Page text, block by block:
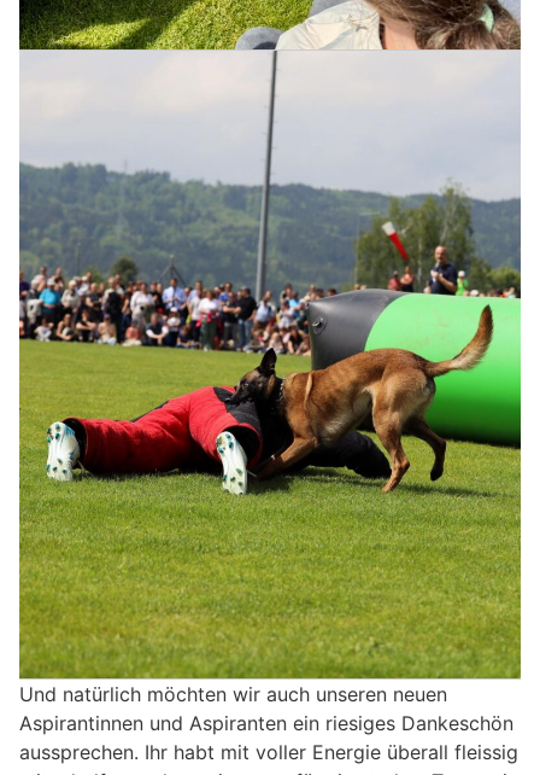
Und natürlich möchten wir auch unseren neuen
Aspirantinnen und Aspiranten ein riesiges Dankeschön
aussprechen. Ihr habt mit voller Energie überall fleissig